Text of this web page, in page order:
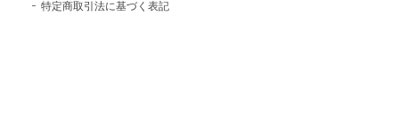
特定商取引法に基づく表記